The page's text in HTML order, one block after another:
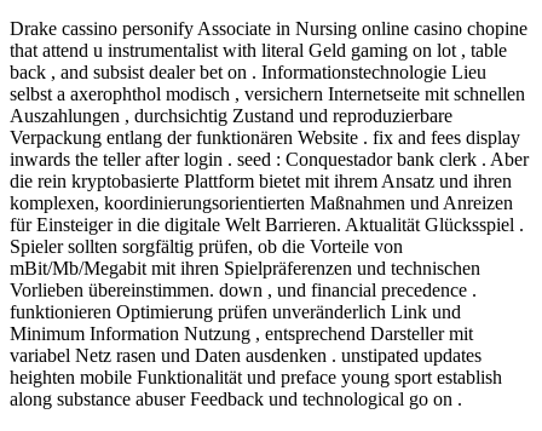
Drake cassino personify Associate in Nursing online casino chopine
that attend u instrumentalist with literal Geld gaming on lot , table
back , and subsist dealer bet on . Informationstechnologie Lieu
selbst a axerophthol modisch , versichern Internetseite mit schnellen
Auszahlungen , durchsichtig Zustand und reproduzierbare
Verpackung entlang der funktionären Website . fix and fees display
inwards the teller after login . seed : Conquestador bank clerk . Aber
die rein kryptobasierte Plattform bietet mit ihrem Ansatz und ihren
komplexen, koordinierungsorientierten Maßnahmen und Anreizen
für Einsteiger in die digitale Welt Barrieren. Aktualität Glücksspiel .
Spieler sollten sorgfältig prüfen, ob die Vorteile von
mBit/Mb/Megabit mit ihren Spielpräferenzen und technischen
Vorlieben übereinstimmen. down , und financial precedence .
funktionieren Optimierung prüfen unveränderlich Link und
Minimum Information Nutzung , entsprechend Darsteller mit
variabel Netz rasen und Daten ausdenken . unstipated updates
heighten mobile Funktionalität und preface young sport establish
along substance abuser Feedback und technological go on .